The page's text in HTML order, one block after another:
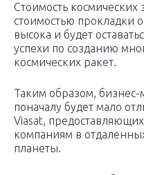
Стоимость космических
стоимостью прокладки
высока и будет
успехи по созданию
космических ракет.
Таким образом,
поначалу будет мало
Viasat,
компаниям в
планеты.